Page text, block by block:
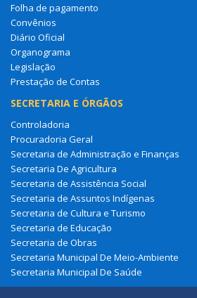
Folha de pagamento
Convênios
Diário Oficial
Organograma
Legislação
Prestação de Contas
SECRETARIA E ÓRGÃOS
Controladoria
Procuradoria Geral
Secretaria de Administração e Finanças
Secretaria De Agricultura
Secretaria de Assistência Social
Secretaria de Assuntos Indígenas
Secretaria de Cultura e Turismo
Secretaria de Educação
Secretaria de Obras
Secretaria Municipal De Meio-Ambiente
Secretaria Municipal De Saúde